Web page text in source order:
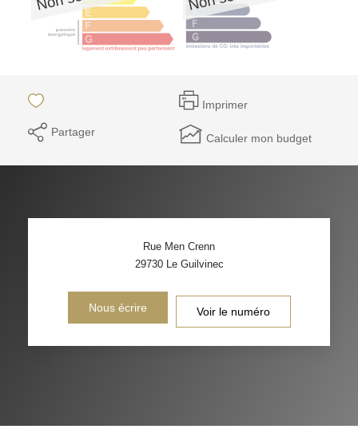
Imprimer
Partager Calculer mon budget
Rue Men Crenn
29730 Le Guilvinec
Nous écrire Voir le numéro